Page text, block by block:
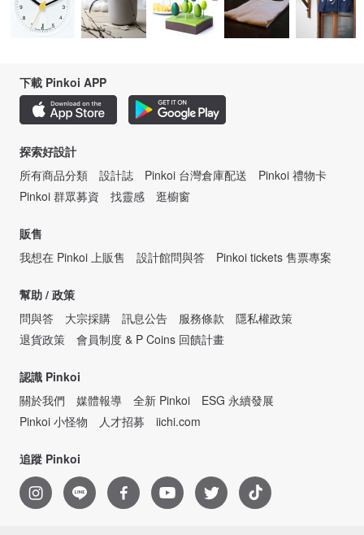
下載 Pinkoi APP
探索好設計
所有商品分類
設計誌 Pinkoi 台灣倉庫配送
Pinkoi 禮物卡
Pinkoi 群眾募資
找靈感 逛櫥窗
販售
我想在 Pinkoi 上販售
設計館問與答 Pinkoi tickets 售票專案
幫助 / 政策
問與答
大宗採購 訊息公告 服務條款
隱私權政策
退貨政策
會員制度 & P Coins 回饋計畫
認識 Pinkoi
關於我們
媒體報導 全新 Pinkoi
ESG 永續發展
Pinkoi 小怪物
人才招募 iichi.com
追蹤 Pinkoi